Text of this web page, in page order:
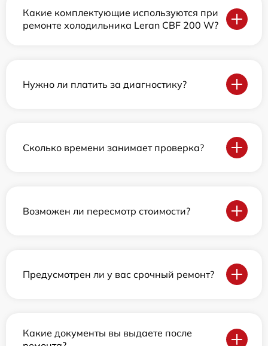
Какие комплектующие используются при
ремонте холодильника Leran CBF 200 W?
Нужно ли платить за диагностику?
Сколько времени занимает проверка?
Возможен ли пересмотр стоимости?
Предусмотрен ли у вас срочный ремонт?
Какие документы вы выдаете после